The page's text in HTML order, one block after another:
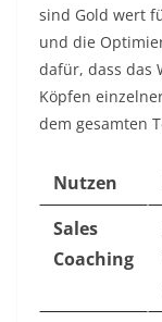
sind Gold wert
und die
dafür, dass das
Köpfen
dem gesamten
Nutzen
Sales
Coaching